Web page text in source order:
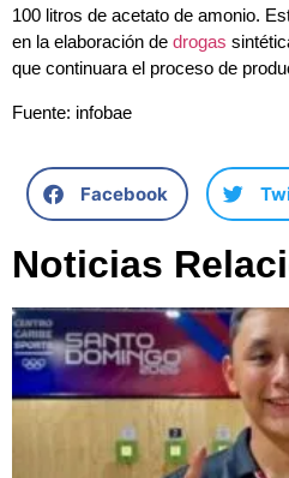
100 litros de acetato de amonio.
en la elaboración de drogas
que continuara el proceso de
Fuente: infobae
Facebook
Noticias